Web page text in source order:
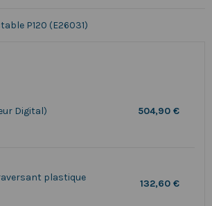
P120 (E26031)
Digital) 504,90 €
plastique
132,60 €